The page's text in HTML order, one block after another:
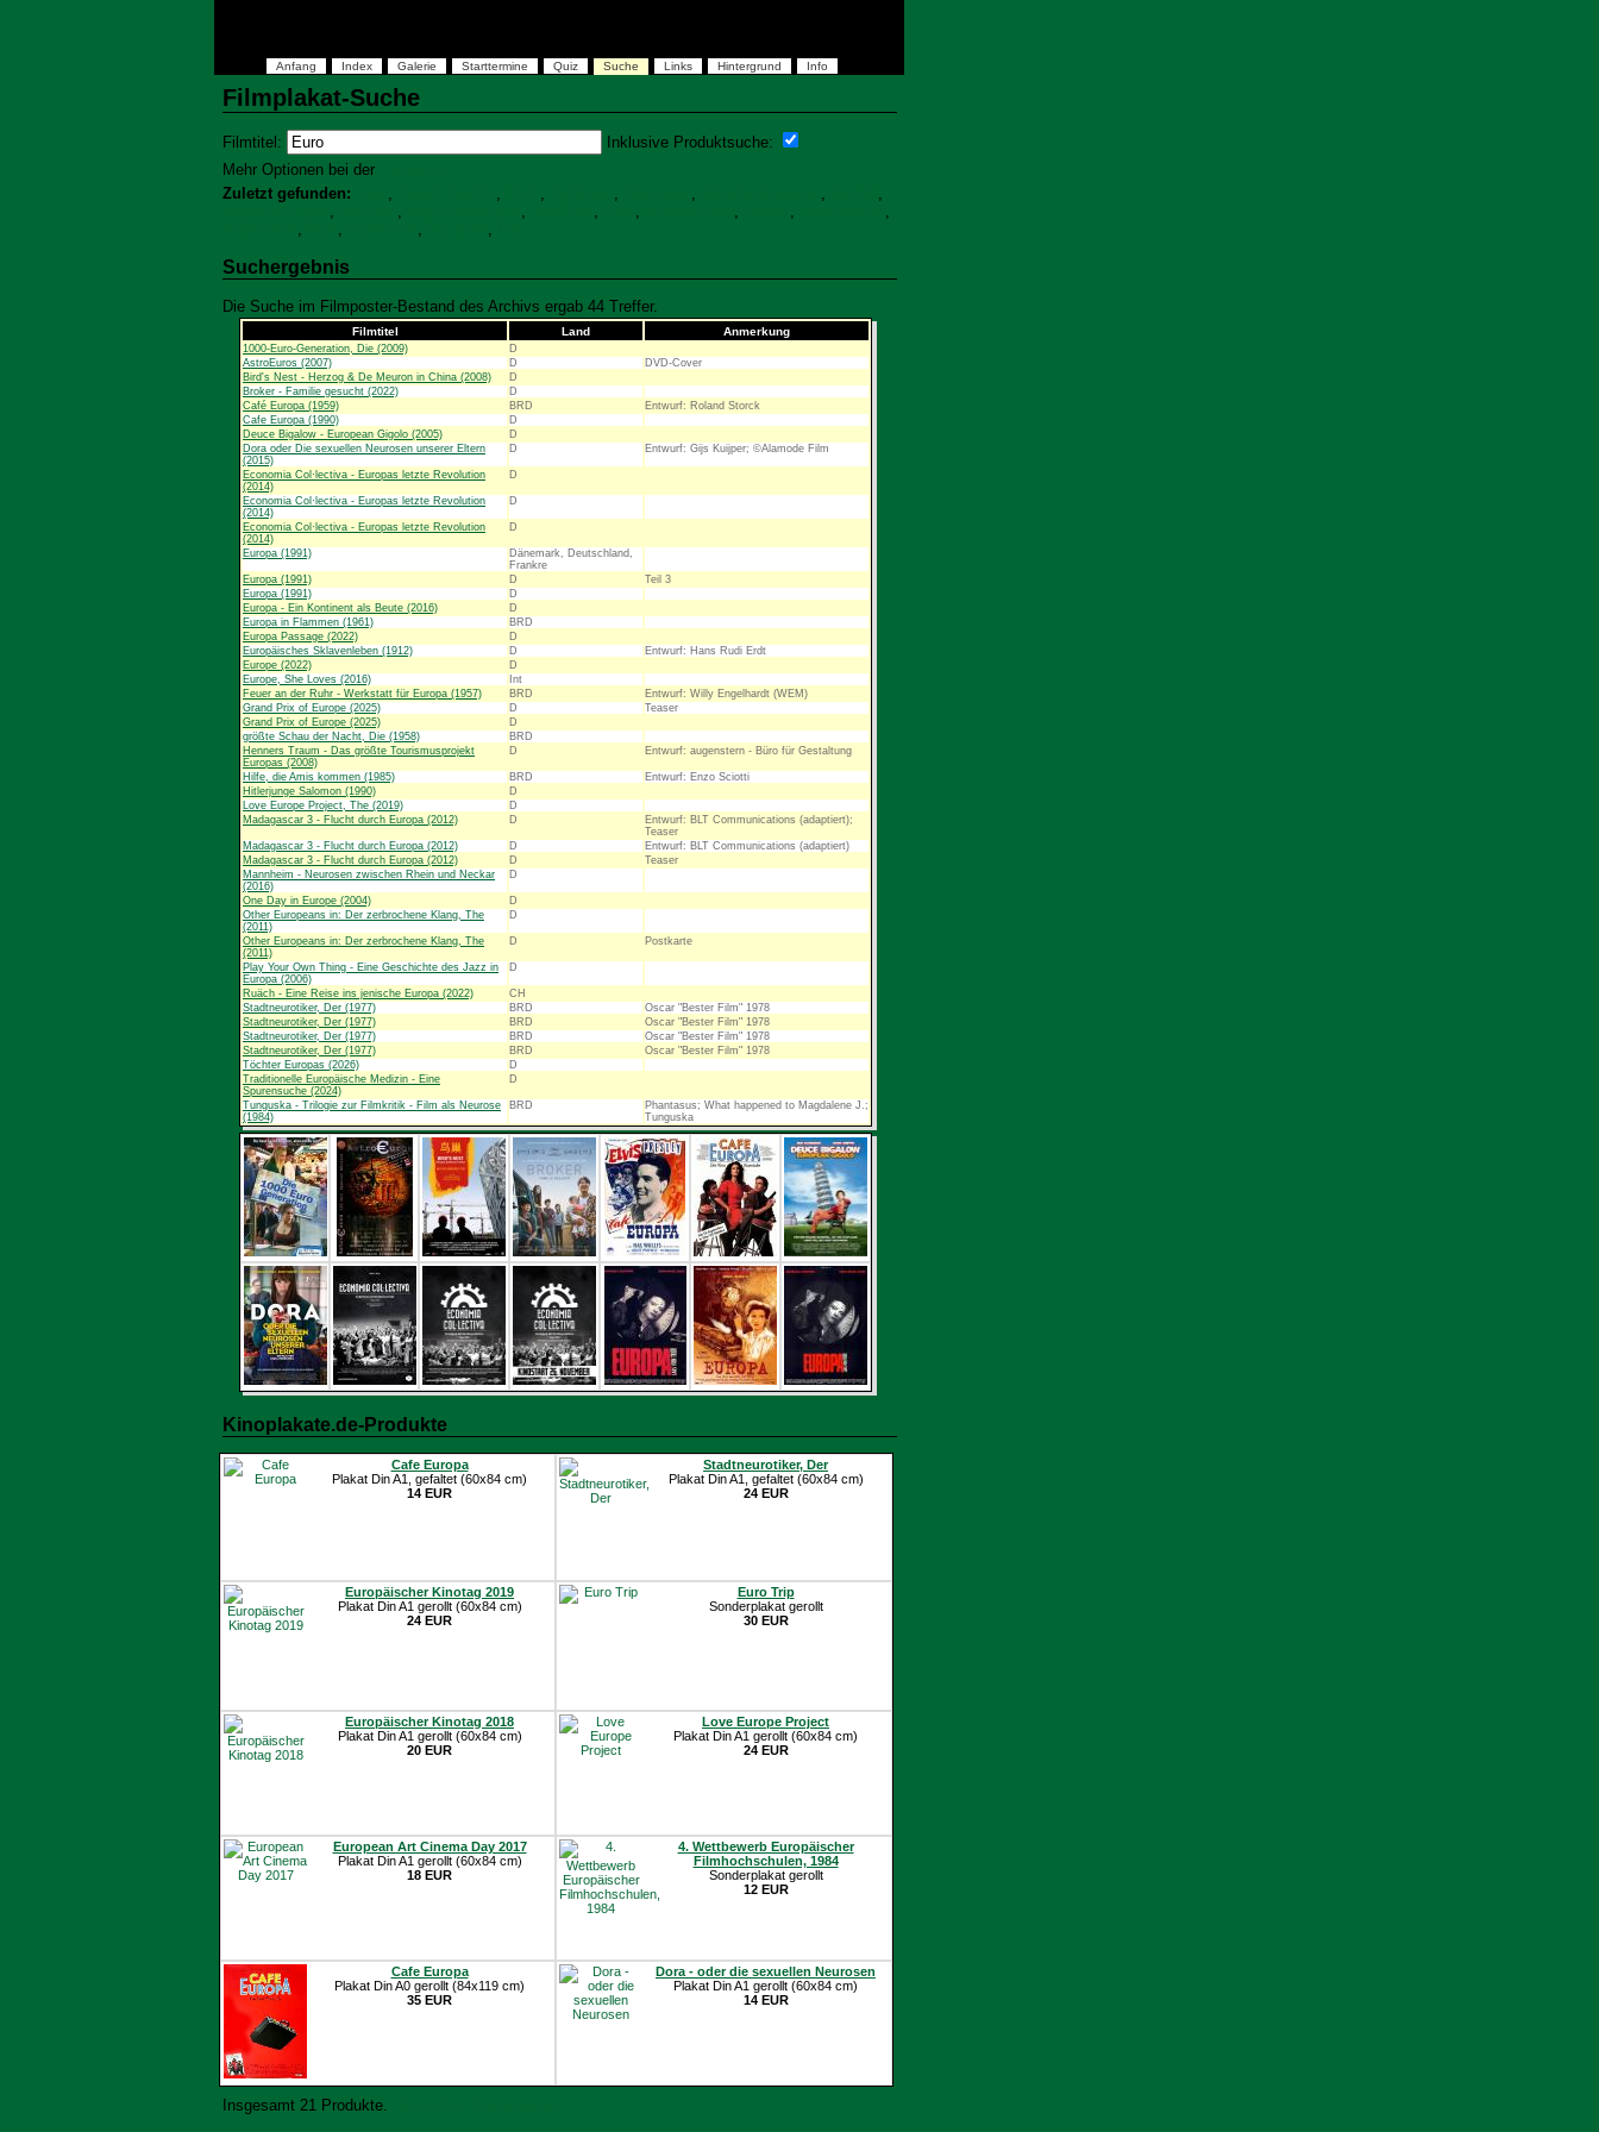
Anfang Index Galerie Starttermine Quiz Suche Links Hintergrund Info
Filmplakat-Suche
Filmtitel:
Inklusive Produktsuche:
Mehr Optionen bei der
Zuletzt gefunden:
, , , , , ,
,
, , , , , , ,
,
, , , ,
Suchergebnis
Die Suche im Filmposter-Bestand des Archivs ergab 44 Treffer.
Filmtitel Land Anmerkung
1000-Euro-Generation, Die (2009)
D
AstroEuros (2007)
D
DVD-Cover
Bird's Nest - Herzog & De Meuron in China (2008)
D
Broker - Familie gesucht (2022)
D
Café Europa (1959)
BRD
Entwurf: Roland Storck
Cafe Europa (1990)
D
Deuce Bigalow - European Gigolo (2005)
D
Dora oder Die sexuellen Neurosen unserer Eltern
(2015)
D Entwurf: Gijs Kuijper; ©Alamode Film
Economia Col·lectiva - Europas letzte Revolution
(2014)
D
Economia Col·lectiva - Europas letzte Revolution
(2014)
D
Economia Col·lectiva - Europas letzte Revolution
(2014)
D
Europa (1991)
Dänemark, Deutschland,
Frankre
Europa (1991)
D
Teil 3
Europa (1991)
D
Europa - Ein Kontinent als Beute (2016)
D
Europa in Flammen (1961)
BRD
Europa Passage (2022)
D
Europäisches Sklavenleben (1912)
D
Entwurf: Hans Rudi Erdt
Europe (2022)
D
Europe, She Loves (2016)
Int
Feuer an der Ruhr - Werkstatt für Europa (1957)
BRD
Entwurf: Willy Engelhardt (WEM)
Grand Prix of Europe (2025)
D
Teaser
Grand Prix of Europe (2025)
D
größte Schau der Nacht, Die (1958)
BRD
Henners Traum - Das größte Tourismusprojekt
Europas (2008)
D Entwurf: augenstern - Büro für Gestaltung
Hilfe, die Amis kommen (1985) BRD
Entwurf: Enzo Sciotti
Hitlerjunge Salomon (1990)
D
Love Europe Project, The (2019)
D
Madagascar 3 - Flucht durch Europa (2012)
D
Entwurf: BLT Communications (adaptiert);
Teaser
Madagascar 3 - Flucht durch Europa (2012)
D
Entwurf: BLT Communications (adaptiert)
Madagascar 3 - Flucht durch Europa (2012)
D
Teaser
Mannheim - Neurosen zwischen Rhein und Neckar
(2016)
D
One Day in Europe (2004)
D
Other Europeans in: Der zerbrochene Klang, The
(2011)
D
Other Europeans in: Der zerbrochene Klang, The
(2011)
D Postkarte
Play Your Own Thing - Eine Geschichte des Jazz in
Europa (2006)
D
Ruäch - Eine Reise ins jenische Europa (2022)
CH
Stadtneurotiker, Der (1977)
BRD
Oscar "Bester Film" 1978
Stadtneurotiker, Der (1977)
BRD
Oscar "Bester Film" 1978
Stadtneurotiker, Der (1977)
BRD
Oscar "Bester Film" 1978
Stadtneurotiker, Der (1977)
BRD
Oscar "Bester Film" 1978
Töchter Europas (2026)
D
Traditionelle Europäische Medizin - Eine
Spurensuche (2024)
D
Tunguska - Trilogie zur Filmkritik - Film als Neurose
(1984)
BRD
Phantasus; What happened to Magdalene J.;
Tunguska
Kinoplakate.de-Produkte
Cafe Europa
Plakat Din A1, gefaltet (60x84 cm)
14 EUR
Stadtneurotiker, Der
Plakat Din A1, gefaltet (60x84 cm)
24 EUR
Europäischer Kinotag 2019
Plakat Din A1 gerollt (60x84 cm)
24 EUR
Euro Trip
Sonderplakat gerollt
30 EUR
Europäischer Kinotag 2018
Plakat Din A1 gerollt (60x84 cm)
20 EUR
Love Europe Project
Plakat Din A1 gerollt (60x84 cm)
24 EUR
European Art Cinema Day 2017
Plakat Din A1 gerollt (60x84 cm)
18 EUR
4. Wettbewerb Europäischer
Filmhochschulen, 1984
Sonderplakat gerollt
12 EUR
Cafe Europa
Plakat Din A0 gerollt (84x119 cm)
35 EUR
Dora - oder die sexuellen Neurosen
Plakat Din A1 gerollt (60x84 cm)
14 EUR
Insgesamt 21 Produkte.